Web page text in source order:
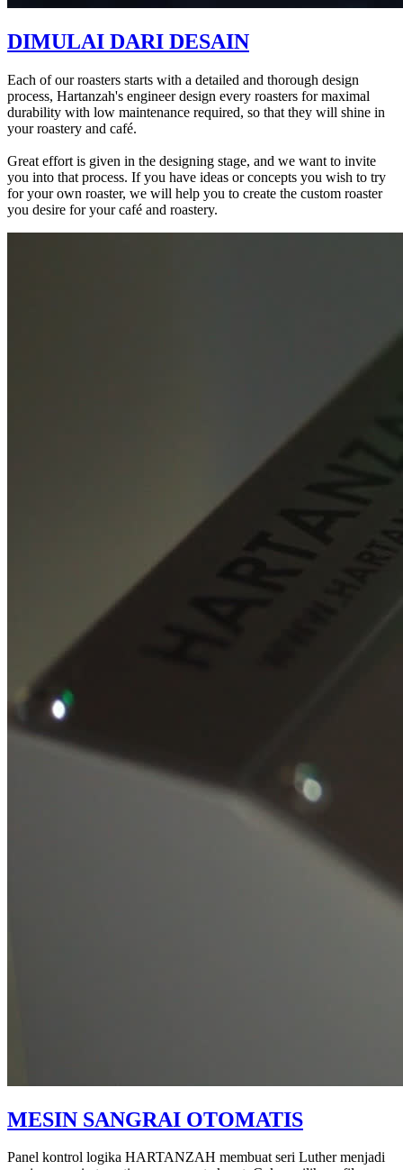
DIMULAI DARI DESAIN
Each of our roasters starts with a detailed and thorough design
process, Hartanzah's engineer design every roasters for maximal
durability with low maintenance required, so that they will shine in
your roastery and café.
Great effort is given in the designing stage, and we want to invite
you into that process. If you have ideas or concepts you wish to try
for your own roaster, we will help you to create the custom roaster
you desire for your café and roastery.
MESIN SANGRAI OTOMATIS
Panel kontrol logika HARTANZAH membuat seri Luther menjadi